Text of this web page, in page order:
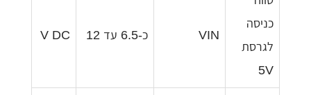
כניסה
לגרסת
5V
VIN כ-6.5 עד 12 V DC